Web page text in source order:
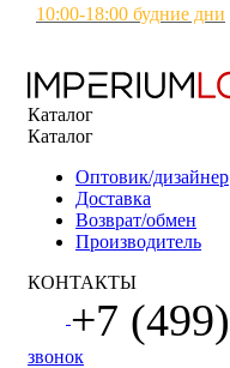
10:00-18:00 будние дни
Каталог
Каталог
Оптовик/дизайнер
Доставка
Возврат/обмен
Производитель
КОНТАКТЫ
+7
звонок